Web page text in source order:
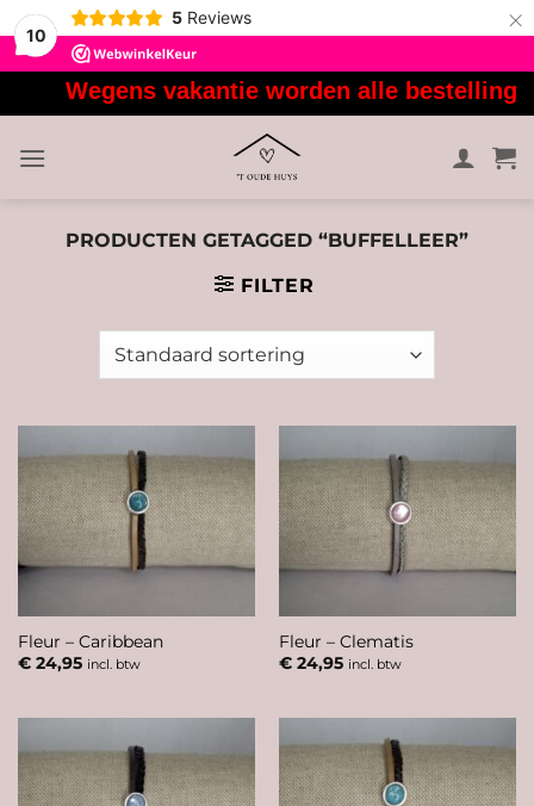
10
5 Reviews ×
naar
inhoud
Wegens vakantie worden alle
PRODUCTEN GETAGGED “BUFFELLEER”
FILTER
Fleur – Caribbean
€24,95 incl. btw
Fleur – Clematis
€24,95 incl. btw